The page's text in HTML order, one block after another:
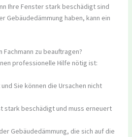
Ihre Fenster stark beschädigt sind
Gebäudedämmung haben, kann ein
zu beauftragen?
professionelle Hilfe nötig ist:
Sie können die Ursachen nicht
stark beschädigt und muss erneuert
Gebäudedämmung, die sich auf die